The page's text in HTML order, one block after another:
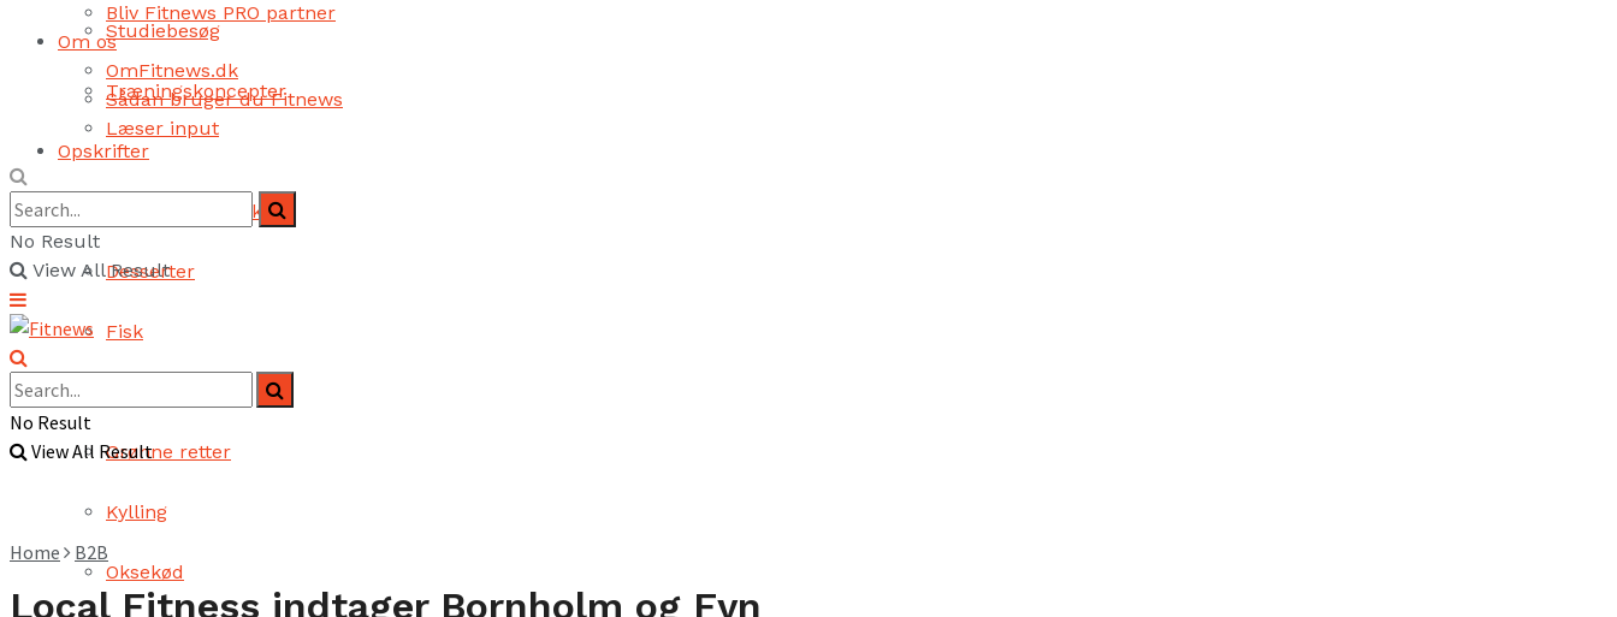
Studiebesøg
Træningskoncepter
Opskrifter
Brød og bagværk
Desserter
Fisk
Grønne retter
Kylling
Oksekød
Bliv Fitnews PRO partner
Om os
OmFitnews.dk
Sådan bruger du Fitnews
Læser input
No Result
View All Result
No Result
View All Result
Home B2B
Local Fitness indtager Bornholm og Fyn